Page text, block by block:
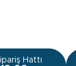
Hattı